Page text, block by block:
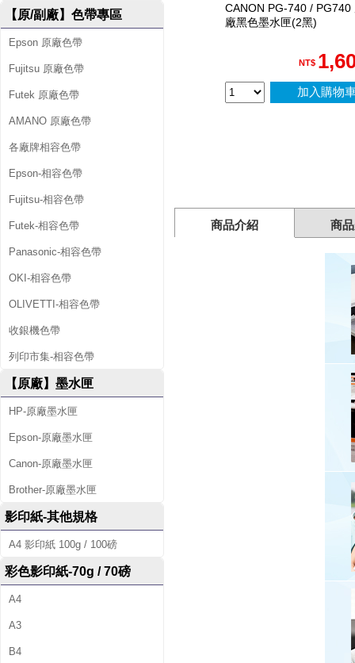
1
黑
1
彩
【原/副廠】色帶專區
Epson 原廠色帶
Fujitsu 原廠色帶
Futek 原廠色帶
AMANO 原廠色帶
各廠牌相容色帶
Epson-相容色帶
Fujitsu-相容色帶
Futek-相容色帶
Panasonic-相容色帶
OKI-相容色帶
OLIVETTI-相容色帶
收銀機色帶
列印市集-相容色帶
【原廠】墨水匣
HP-原廠墨水匣
Epson-原廠墨水匣
Canon-原廠墨水匣
Brother-原廠墨水匣
影印紙-其他規格
A4 影印紙 100g / 100磅
彩色影印紙-70g / 70磅
A4
A3
B4
CANON PG-740 / PG740
廠黑色墨水匣(2黑)
NT$
加入購物
商品介紹 商